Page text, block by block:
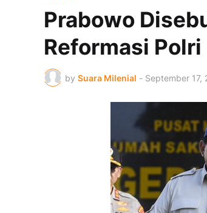
Prabowo
Reformasi Polri
by Suara Milenial - September 17,